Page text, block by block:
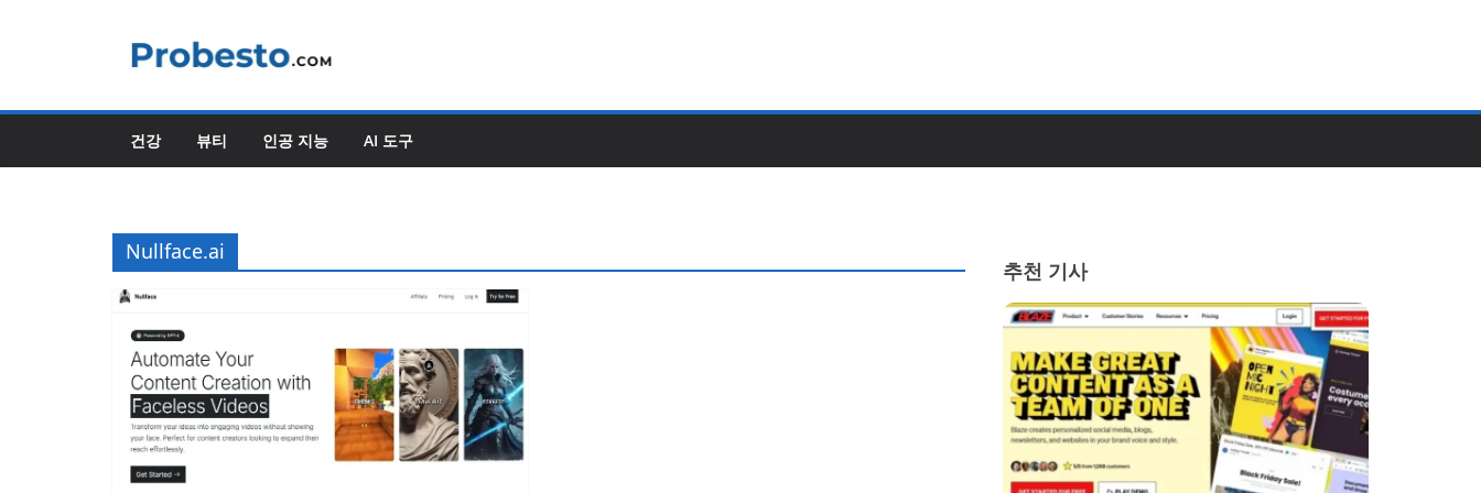
너
건강 뷰티 인공 지능 AI 도구
Nullface.ai
추천 기사